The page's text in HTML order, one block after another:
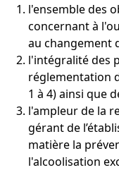
l'ensemble des
concernant à
au changement
l'intégralité des
réglementation
1 à 4) ainsi que
l'ampleur de la
gérant de
matière la
l'alcoolisation